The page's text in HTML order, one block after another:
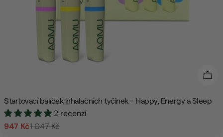
Startovací balíček inhalačních tyčinek - Happy, Energy a Sleep
2 recenzí
Prodejní
947 Kč
Běžná 1 047 Kč